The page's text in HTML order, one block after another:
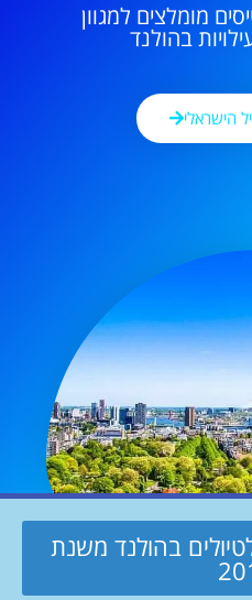
מומלצים למגוון
בהולנד
הישראלי
בהולנד משנת